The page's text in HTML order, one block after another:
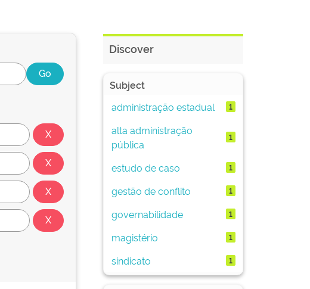
Discover
Subject
administração estadual
1
alta administração
pública
1
estudo de caso 1
gestão de conflito 1
governabilidade 1
magistério 1
sindicato 1